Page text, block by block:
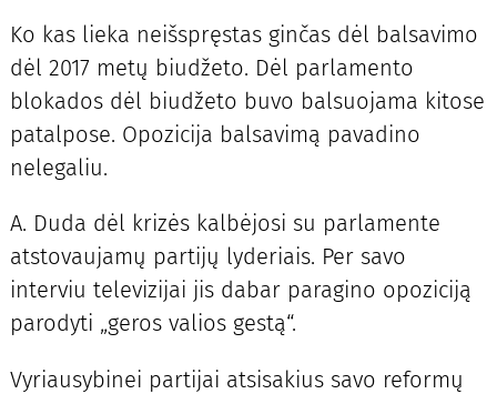
Ko kas lieka neišspręstas ginčas dėl balsavimo
dėl 2017 metų biudžeto. Dėl parlamento
blokados dėl biudžeto buvo balsuojama kitose
patalpose. Opozicija balsavimą pavadino
nelegaliu.
A. Duda dėl krizės kalbėjosi su parlamente
atstovaujamų partijų lyderiais. Per savo
interviu televizijai jis dabar paragino opoziciją
parodyti „geros valios gestą“.
Vyriausybinei partijai atsisakius savo reformų